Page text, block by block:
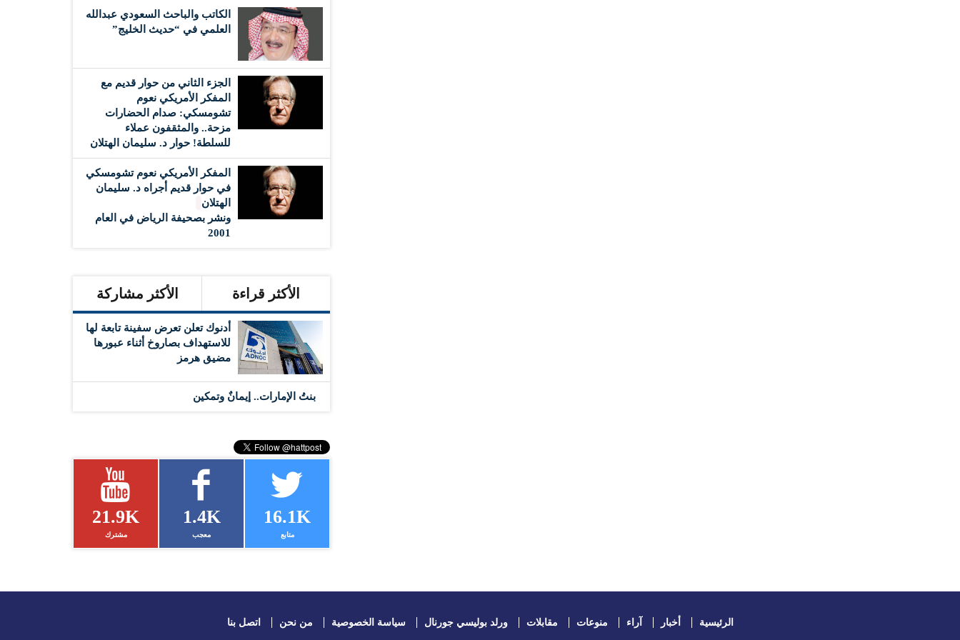
الكاتب والباحث السعودي عبدالله
العلمي في “حديث الخليج”
الجزء الثاني من حوار قديم مع
المفكر الأمريكي نعوم
تشومسكي: صدام الحضارات
مزحة.. والمثقفون عملاء
للسلطة! حوار د. سليمان الهتلان
المفكر الأمريكي نعوم تشومسكي
في حوار قديم أجراه د. سليمان
الهتلان
ونشر بصحيفة الرياض في العام
2001
الأكثر قراءة الأكثر مشاركة
أدنوك تعلن تعرض سفينة تابعة لها
للاستهداف بصاروخ أثناء عبورها
مضيق هرمز
بنتُ الإمارات.. إيمانٌ وتمكين
21.9K
مشترك
1.4K
معجب
16.1K
متابع
الرئيسية أخبار آراء منوعات مقابلات ورلد بوليسي جورنال سياسة الخصوصية من نحن اتصل بنا